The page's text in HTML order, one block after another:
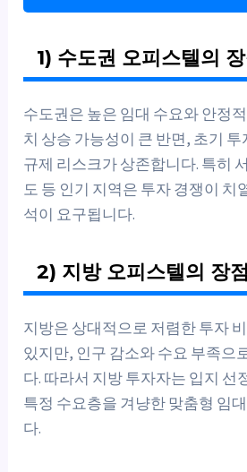
1) 수도권 오피스텔의
수도권은 높은 임대 수요와 안정
치 상승 가능성이 큰 반면, 초기
규제 리스크가 상존합니다. 특히
도 등 인기 지역은 투자 경쟁이 치
석이 요구됩니다.
2) 지방 오피스텔의 장
지방은 상대적으로 저렴한 투자
있지만, 인구 감소와 수요 부족으
다. 따라서 지방 투자자는 입지 선
특정 수요층을 겨냥한 맞춤형 임
다.